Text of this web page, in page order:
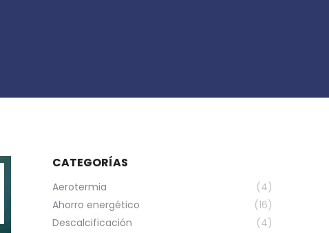
CATEGORÍAS
Aerotermia
(4)
Ahorro energético
(16)
Descalcificación
(4)